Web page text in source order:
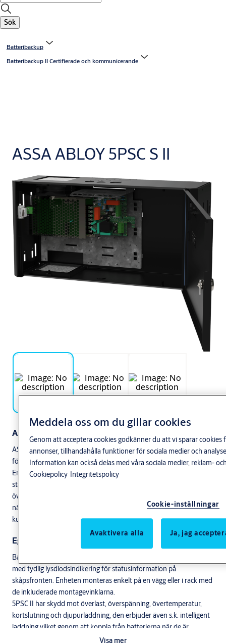
Sök
Batteribackup
Batteribackup II Certifierade och kommunicerande
ASSA ABLOY 5PSC S II
Användningsområde
ASSA ABLOY 5PSC S II är ett 24V/5A smart batteribackuplösning
för ARX Säkerhetssystem som är larmgodkänd enligt SSF1014.
Enheten kommuniceras via ASSA ABLOY ARX som övervakar
status på batteribackupen t.ex aktuell strömförbrukning, historik
över dygnet, temperatur så den inte blir för varm eller kall, fördröjt
nätbortfall för att undvika falsklarm och batterikapacitet för att
kunna larma när batterierna börjar ta slut i anläggningen.
Egenskaper
Batteribackupen har en välbeprövad design i svartlackerad plåt
med tydlig lysdiodsindikering för statusinformation på
skåpsfronten. Enheten monteras enkelt på en vägg eller i rack med
de inkluderade montagevinklarna.
5PSC II har skydd mot överlast, överspänning, övertemperatur,
kortslutning och djupurladdning, den erbjuder även s.k. intelligent
laddning vilket genom att koppla från batterierna när de är
fulladdade och sedan periodiskt ladda batterierna kan förlänga
Visa mer
Meddela oss om du gillar cookies
Genom att acceptera cookies godkänner du att vi sparar cookies
annonser, tillhandahålla funktioner för sociala medier och
Information kan också delas med våra sociala medier, reklam-
Cookiepolicy Integritetspolicy
Cookie-inställningar
Avaktivera alla Ja, jag